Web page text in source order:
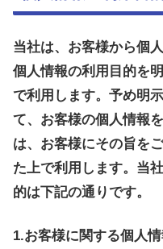
当社は、お客様から個
個人情報の利用目的を
で利用します。予め明
て、お客様の個人情報
は、お客様にその旨を
た上で利用します。当
的は下記の通りです。
1.お客様に関する個人